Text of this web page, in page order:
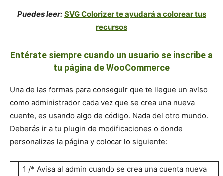
Puedes leer: SVG Colorizer te ayudará a colorear tus
recursos
Entérate siempre cuando un usuario se inscribe a
tu página de WooCommerce
Una de las formas para conseguir que te llegue un aviso
como administrador cada vez que se crea una nueva
cuente, es usando algo de código. Nada del otro mundo.
Deberás ir a tu plugin de modificaciones o donde
personalizas la página y colocar lo siguiente:
1 /* Avisa al admin cuando se crea una cuenta nueva